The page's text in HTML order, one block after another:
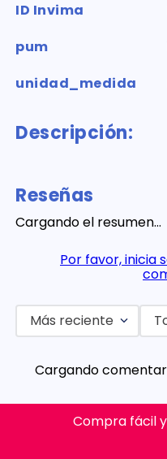
ID Invima
pum
unidad_medida
Descripción:
Reseñas
Cargando el resumen…
Por favor, inicia
Más reciente
Cargando
Compra fácil